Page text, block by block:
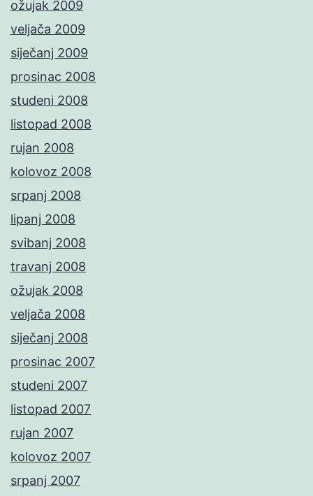
ožujak 2009
veljača 2009
siječanj 2009
prosinac 2008
studeni 2008
listopad 2008
rujan 2008
kolovoz 2008
srpanj 2008
lipanj 2008
svibanj 2008
travanj 2008
ožujak 2008
veljača 2008
siječanj 2008
prosinac 2007
studeni 2007
listopad 2007
rujan 2007
kolovoz 2007
srpanj 2007